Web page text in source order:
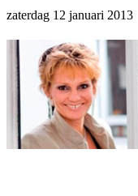
zaterdag 12 januari 2013